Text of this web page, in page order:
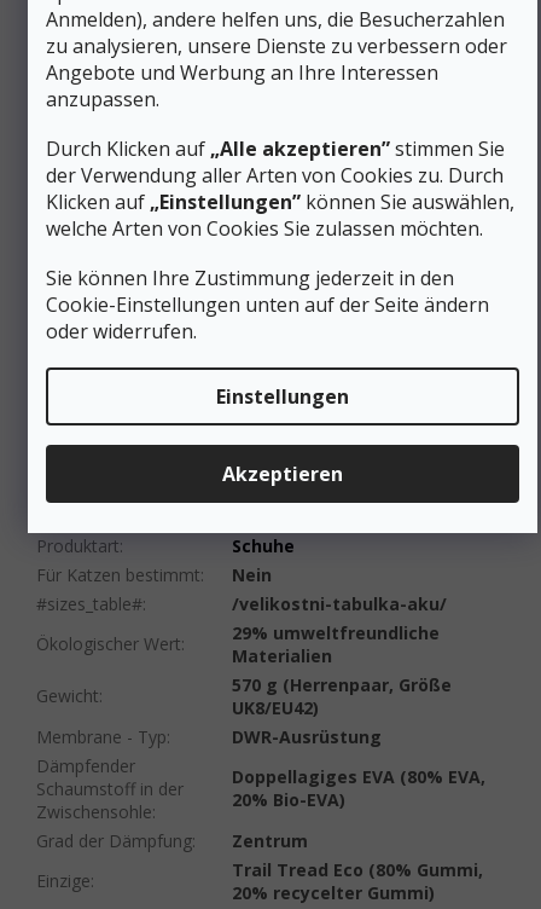
Anmelden), andere helfen uns, die Besucherzahlen
zu analysieren, unsere Dienste zu verbessern oder
Angebote und Werbung an Ihre Interessen
anzupassen.
Durch Klicken auf „Alle akzeptieren”stimmen Sie
der Verwendung aller Arten von Cookies zu. Durch
Klicken auf „Einstellungen” können Sie auswählen,
welche Arten von Cookies Sie zulassen möchten.
Sie können Ihre Zustimmung jederzeit in den
Cookie-Einstellungen unten auf der Seite ändern
oder widerrufen.
Einstellungen
Akzeptieren
Diese Sandalen sind die perfekte Wahl zum Entspannen
nach einer anspruchsvollen Wanderung oder als bequeme
Alternative für den Alltag in den Sommermonaten.
Zusätzliche Parameter
Kategorie:
Wandersandalen für Herren
EAN:
840127871608
Geschlecht:
Männer
Schuhhöhe:
Niedrig
Material
Leder/Synthetik
Schuhweite:
Normal
Membrane
Farbe:
Schwarz
491 bis 750 g
A-Stadt/Reisen
Produktart:
Schuhe
Für Katzen bestimmt:
Nein
#sizes_table#:
/velikostni-tabulka-aku/
Ökologischer Wert:
29% umweltfreundliche
Materialien
Gewicht:
570 g (Herrenpaar, Größe
UK8/EU42)
Membrane - Typ:
DWR-Ausrüstung
Dämpfender
Schaumstoff in der
Zwischensohle:
Doppellagiges EVA (80% EVA,
20% Bio-EVA)
Grad der Dämpfung:
Zentrum
Einzige:
Trail Tread Eco (80% Gummi,
20% recycelter Gummi)